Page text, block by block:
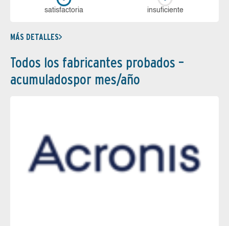
sa­tis­fac­to­ria in­su­fi­cien­te
MÁS DETALLES
Todos los fabricantes probados –
acumuladospor mes/año